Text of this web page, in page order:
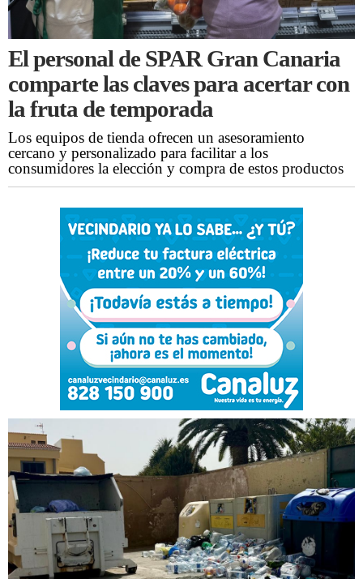
El personal de SPAR Gran Canaria
comparte las claves para acertar con
la fruta de temporada
Los equipos de tienda ofrecen un asesoramiento
cercano y personalizado para facilitar a los
consumidores la elección y compra de estos productos